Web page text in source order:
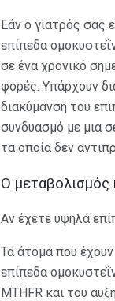
Εάν ο γιατρός σας
επίπεδα
σε ένα χρονικό
φορές. Υπάρχουν
διακύμανση του
συνδυασμό με μια
τα οποία δεν
Ο μεταβολισμός
Αν έχετε υψηλά
Τα άτομα που
επίπεδα
MTHFR και του